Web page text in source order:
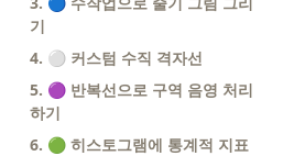
기
4. ⚪ 커스텀 수직 격자선
5. 🟣 반복선으로 구역 음영 처리
하기
6. 🟢 히스토그램에 통계적 지표